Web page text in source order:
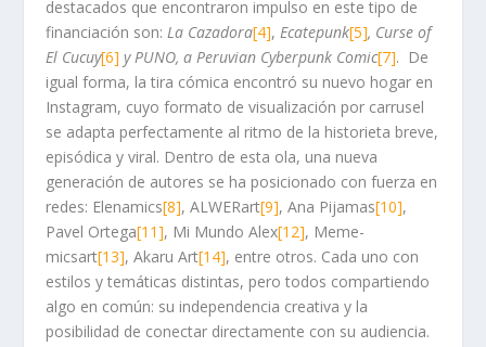
destacados que encontraron impulso en este tipo de
financiación son:La Cazadora[4], Ecatepunk[5], Curse of
El Cucuy[6] y PUNO, a Peruvian Cyberpunk Comic[7]. De
igual forma, la tira cómica encontró su nuevo hogar en
Instagram, cuyo formato de visualización por carrusel
se adapta perfectamente al ritmo de la historieta breve,
episódica y viral. Dentro de esta ola, una nueva
generación de autores se ha posicionado con fuerza en
redes: Elenamics[8], ALWERart[9], Ana Pijamas[10],
Pavel Ortega[11], Mi Mundo Alex[12], Meme-
micsart[13], Akaru Art[14], entre otros. Cada uno con
estilos y temáticas distintas, pero todos compartiendo
algo en común: su independencia creativa y la
posibilidad de conectar directamente con su audiencia.